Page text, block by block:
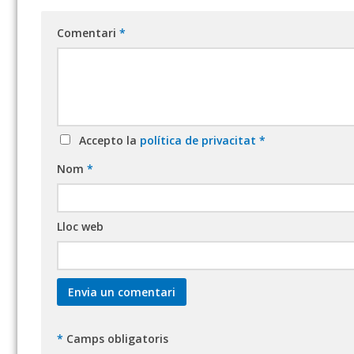
Comentari *
Accepto la política de privacitat *
Nom *
Lloc web
* Camps obligatoris